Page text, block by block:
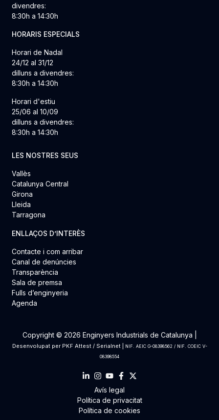
divendres:
8:30h a 14:30h
HORARIS ESPECIALS
Horari de Nadal
24/12 al 31/12
dilluns a divendres:
8:30h a 14:30h
Horari d'estiu
25/06 al 10/09
dilluns a divendres:
8:30h a 14:30h
LES NOSTRES SEUS
Vallès
Catalunya Central
Girona
Lleida
Tarragona
ENLLAÇOS D’INTERÈS
Contacte i com arribar
Canal de denúncies
Transparència
Sala de premsa
Fulls d’enginyeria
Agenda
Copyright © 2026 Enginyers Industrials de Catalunya |
Desenvolupat per PKF Attest/ Serialnet|
NIF. AEIC G-08398562 / NIF. COEIC V-
08398554
Avís legal
Política de privacitat
Política de cookies